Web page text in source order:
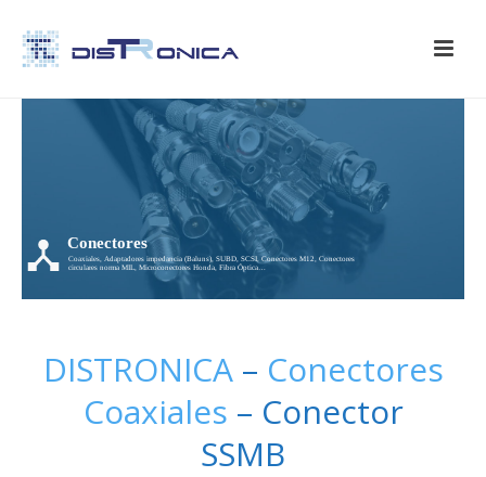
Conectores
Coaxiales, Adaptadores impedancia (Baluns), SUBD, SCSI, Conectores M12, Conectores
circulares norma MIL, Microconectores Honda, Fibra Óptica…
DISTRONICA– Conectores
Coaxiales – Conector
SSMB